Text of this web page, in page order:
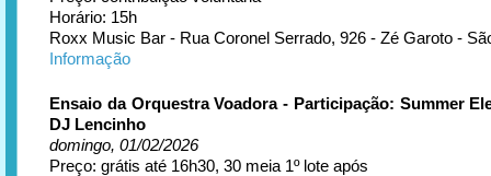
Horário: 15h
Roxx Music Bar - Rua Coronel Serrado, 926 - Zé Garoto -
Informação
Ensaio da Orquestra Voadora - Participação: Summer
DJ Lencinho
domingo, 01/02/2026
Preço: grátis até 16h30, 30 meia 1º lote após